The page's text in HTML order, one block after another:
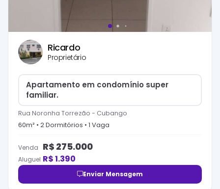
Ricardo
Proprietário
Apartamento em condomínio super
familiar.
Rua Noronha Torrezão - Cubango
60m² • 2Dormitórios • 1 Vaga
Venda R$ 275.000
Aluguel R$1.390
Enviar Mensagem